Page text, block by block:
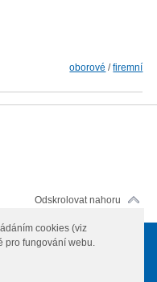
cookies (viz
pro fungování webu.
oborové /firemní
Odskrolovat nahoru
práva vyhrazena